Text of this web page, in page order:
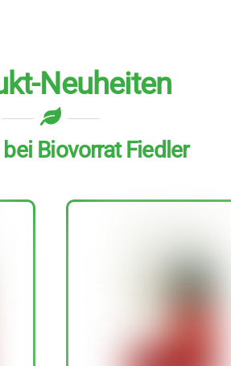
Neuheiten
Biovorrat Fiedler